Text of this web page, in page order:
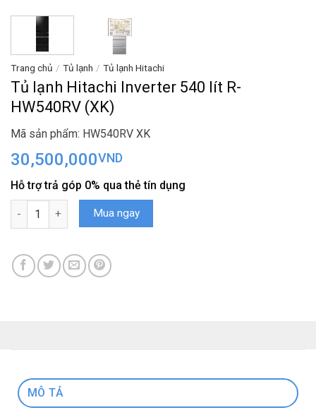
Trang chủ / Tủ lạnh / Tủ lạnh Hitachi
Tủ lạnh Hitachi Inverter 540 lít R-
HW540RV (XK)
Mã sản phẩm: HW540RV XK
30,500,000VND
Hỗ trợ trả góp 0% qua thẻ tín dụng
Tủ lạnh Hitachi Inverter 540 lít R-HW540RV (XK) số lượng
Mua ngay
MÔ TẢ